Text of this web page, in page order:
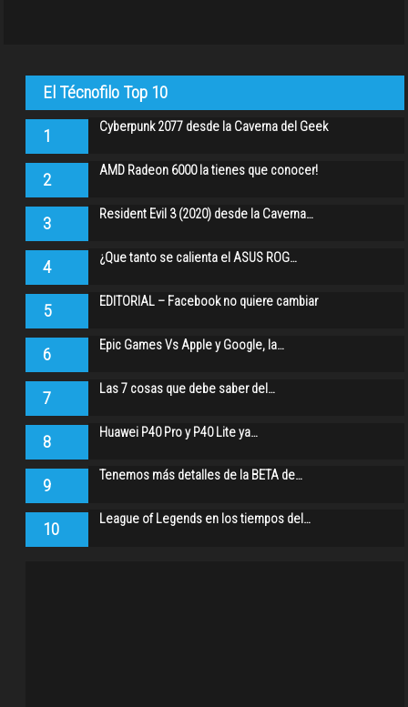
El Técnofilo Top 10
1 Cyberpunk 2077 desde la Caverna del Geek
2 AMD Radeon 6000 la tienes que conocer!
3 Resident Evil 3 (2020) desde la Caverna…
4 ¿Que tanto se calienta el ASUS ROG…
5 EDITORIAL – Facebook no quiere cambiar
6 Epic Games Vs Apple y Google, la…
7 Las 7 cosas que debe saber del…
8 Huawei P40 Pro y P40 Lite ya…
9 Tenemos más detalles de la BETA de…
10 League of Legends en los tiempos del…